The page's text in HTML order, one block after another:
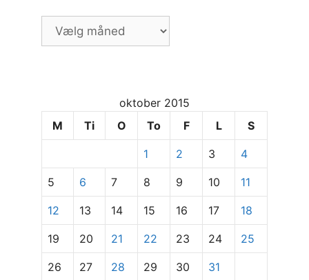
Vælg
måned
specifikke
oktober 2015
M
Ti O To F L S
1 2 3 4
5 6 7 8 9 10 11
12 13 14 15 16 17 18
19 20 21 22 23 24 25
26 27 28 29 30 31